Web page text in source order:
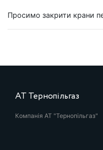
Просимо закрити крани
АТ Тернопільгаз
Компанія АТ "Тернопільгаз"